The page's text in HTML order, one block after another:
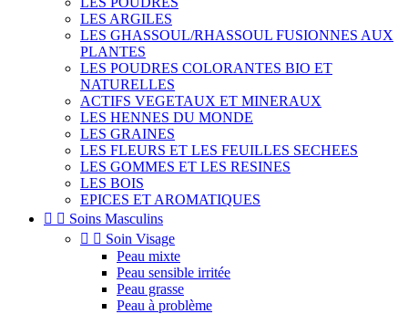
LES ARGILES
LES GHASSOUL/RHASSOUL FUSIONNES AUX
PLANTES
LES POUDRES COLORANTES BIO ET
NATURELLES
ACTIFS VEGETAUX ET MINERAUX
LES HENNES DU MONDE
LES GRAINES
LES FLEURS ET LES FEUILLES SECHEES
LES GOMMES ET LES RESINES
LES BOIS
EPICES ET AROMATIQUES
  Soins Masculins
  Soin Visage
Peau mixte
Peau sensible irritée
Peau grasse
Peau à problème